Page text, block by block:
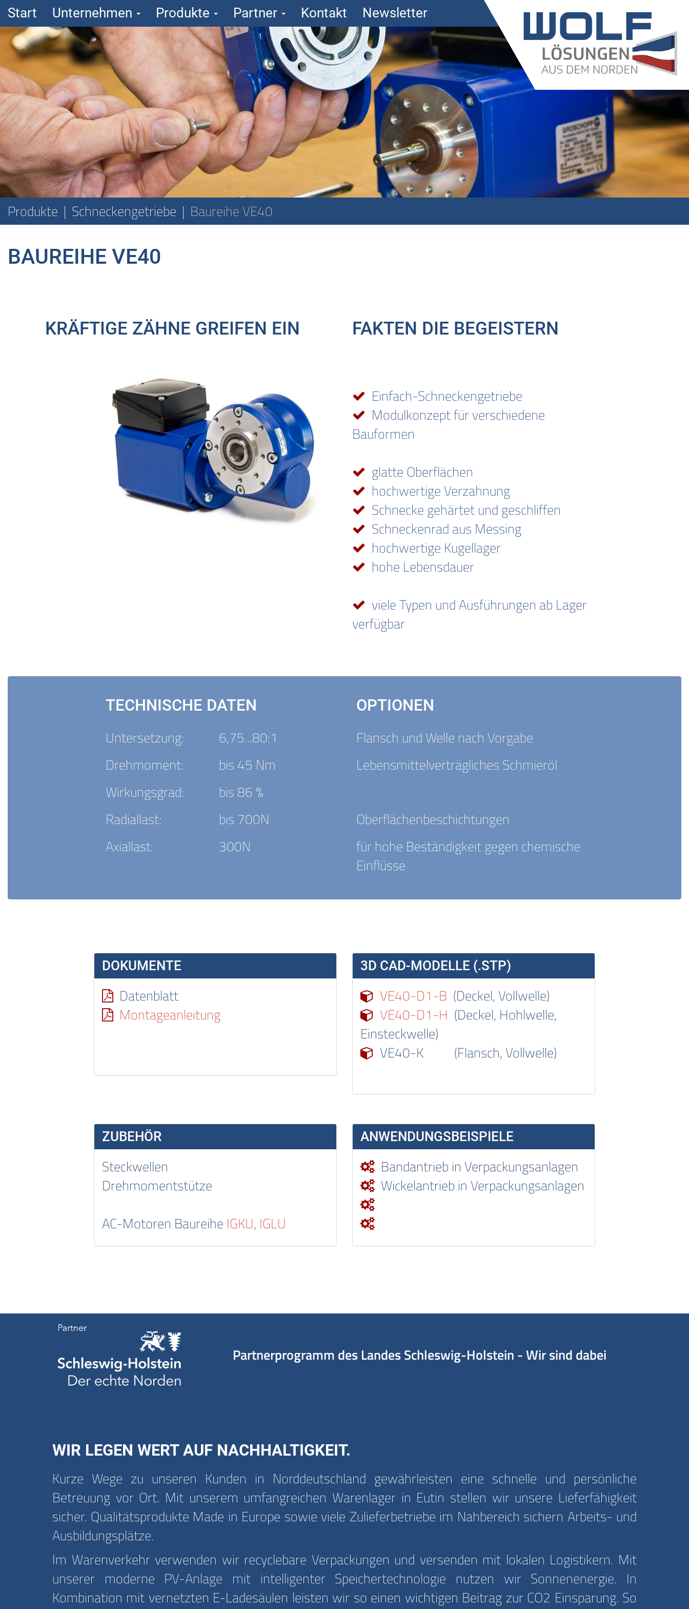
Start Unternehmen Produkte Partner Kontakt Newsletter
Produkte Schneckengetriebe Baureihe VE40
BAUREIHE VE40
KRÄFTIGE ZÄHNE GREIFEN EIN FAKTEN DIE BEGEISTERN
Einfach-Schneckengetriebe
Modulkonzept für verschiedene
Bauformen
glatte Oberflächen
hochwertige Verzahnung
Schnecke gehärtet und geschliffen
Schneckenrad aus Messing
hochwertige Kugellager
hohe Lebensdauer
viele Typen und Ausführungen ab Lager
verfügbar
TECHNISCHE DATEN
Untersetzung:
6,75...80:1
Drehmoment:
bis 45 Nm
Wirkungsgrad:
bis 86 %
Radiallast:
bis 700N
Axiallast:
300N
OPTIONEN
Flansch und Welle nach Vorgabe
Lebensmittelverträgliches Schmieröl
Oberflächenbeschichtungen
für hohe Beständigkeit gegen chemische
Einflüsse
DOKUMENTE
Datenblatt
Montageanleitung
3D CAD-MODELLE (.STP)
VE40-D1-B (Deckel, Vollwelle)
VE40-D1-H (Deckel, Hohlwelle,
Einsteckwelle)
VE40-K (Flansch, Vollwelle)
ZUBEHÖR
Steckwellen
Drehmomentstütze
AC-Motoren Baureihe IGKU, IGLU
ANWENDUNGSBEISPIELE
Bandantrieb in Verpackungsanlagen
Wickelantrieb in Verpackungsanlagen
Partnerprogramm des Landes Schleswig-Holstein - Wir sind dabei
WIR LEGEN WERT AUF NACHHALTIGKEIT.
Kurze Wege zu unseren Kunden in Norddeutschland gewährleisten eine schnelle und persönliche
Betreuung vor Ort. Mit unserem umfangreichen Warenlager in Eutin stellen wir unsere Lieferfähigkeit
sicher. Qualitätsprodukte Made in Europe sowie viele Zulieferbetriebe im Nahbereich sichern Arbeits- und
Ausbildungsplätze.
Im Warenverkehr verwenden wir recyclebare Verpackungen und versenden mit lokalen Logistikern. Mit
unserer moderne PV-Anlage mit intelligenter Speichertechnologie nutzen wir Sonnenenergie. In
Kombination mit vernetzten E-Ladesäulen leisten wir so einen wichtigen Beitrag zur CO2 Einsparung. So